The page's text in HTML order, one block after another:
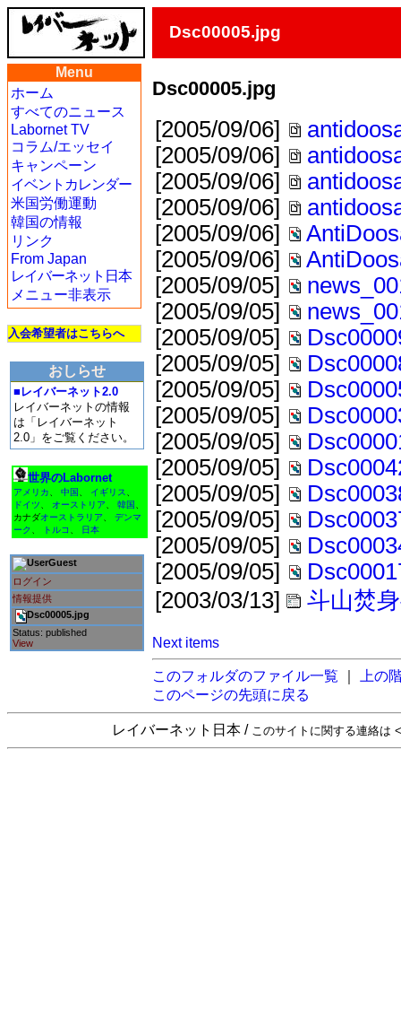
Dsc00005.jpg
Menu
ホーム
すべてのニュース
Labornet TV
コラム/エッセイ
キャンペーン
イベントカレンダー
米国労働運動
韓国の情報
リンク
From Japan
レイバーネット日本
メニュー非表示
入会希望者はこちらへ
おしらせ
■レイバーネット2.0
レイバーネットの情報
は「レイバーネット
2.0」をご覧ください。
世界のLabornet
アメリカ 中国 イギリス
ドイツ
オーストリア 韓国
カナダオーストラリア
デンマ
ーク
トルコ 日本
Guest
ログイン
情報提供
Dsc00005.jpg
Status: published
View
Dsc00005.jpg
[2005/09/06]
[2005/09/06]
[2005/09/06]
[2005/09/06]
[2005/09/06]
[2005/09/06]
[2005/09/05]
[2005/09/05]
[2005/09/05]
[2005/09/05]
[2005/09/05]
[2005/09/05]
[2005/09/05]
[2005/09/05]
[2005/09/05]
[2005/09/05]
[2005/09/05]
[2005/09/05]
[2003/03/13]
斗山焚
Next items
このフォルダのファイル一覧
上の
このページの先頭に戻る
レイバーネット日本 / このサイトに関する連絡は